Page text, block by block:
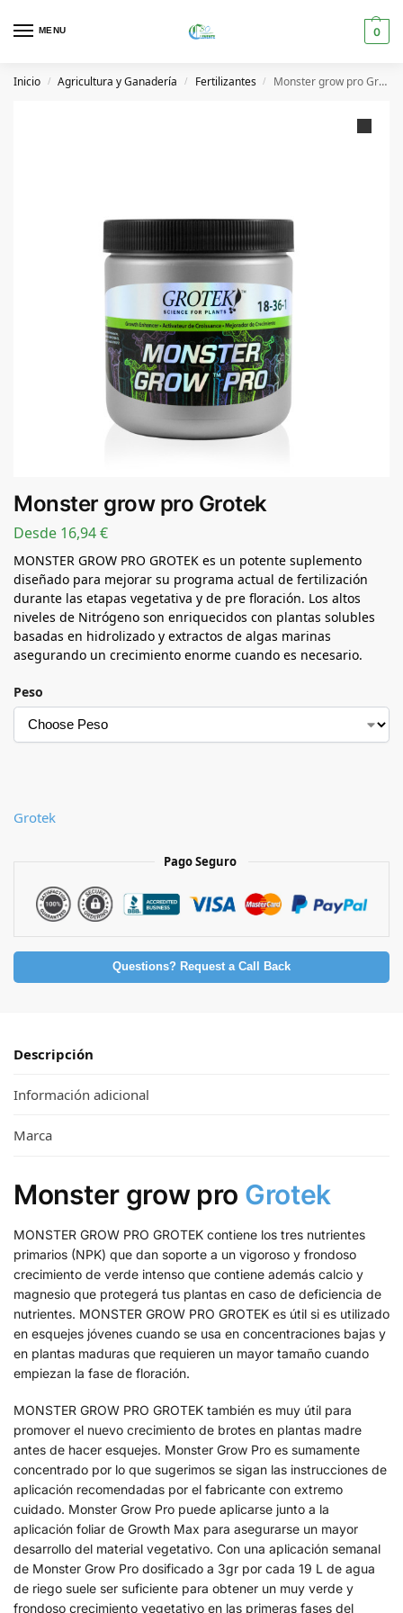
MENU 0
Inicio / Agricultura y Ganadería / Fertilizantes / Monster grow pro Grotek
Monster grow pro Grotek
Desde 16,94€
MONSTER GROW PRO GROTEK es un potente suplemento
diseñado para mejorar su programa actual de fertilización
durante las etapas vegetativa y de pre floración. Los altos
niveles de Nitrógeno son enriquecidos con plantas solubles
basadas en hidrolizado y extractos de algas marinas
asegurando un crecimiento enorme cuando es necesario.
Peso
Grotek
Pago Seguro
Questions? Request a Call Back
Descripción
Información adicional
Marca
Monster grow pro Grotek
MONSTER GROW PRO GROTEK contiene los tres nutrientes
primarios (NPK) que dan soporte a un vigoroso y frondoso
crecimiento de verde intenso que contiene además calcio y
magnesio que protegerá tus plantas en caso de deficiencia de
nutrientes. MONSTER GROW PRO GROTEK es útil si es utilizado
en esquejes jóvenes cuando se usa en concentraciones bajas y
en plantas maduras que requieren un mayor tamaño cuando
empiezan la fase de floración.
MONSTER GROW PRO GROTEK también es muy útil para
promover el nuevo crecimiento de brotes en plantas madre
antes de hacer esquejes. Monster Grow Pro es sumamente
concentrado por lo que sugerimos se sigan las instrucciones de
aplicación recomendadas por el fabricante con extremo
cuidado. Monster Grow Pro puede aplicarse junto a la
aplicación foliar de Growth Max para asegurarse un mayor
desarrollo del material vegetativo. Con una aplicación semanal
de Monster Grow Pro dosificado a 3gr por cada 19 L de agua
de riego suele ser suficiente para obtener un muy verde y
frondoso crecimiento vegetativo en las primeras fases del